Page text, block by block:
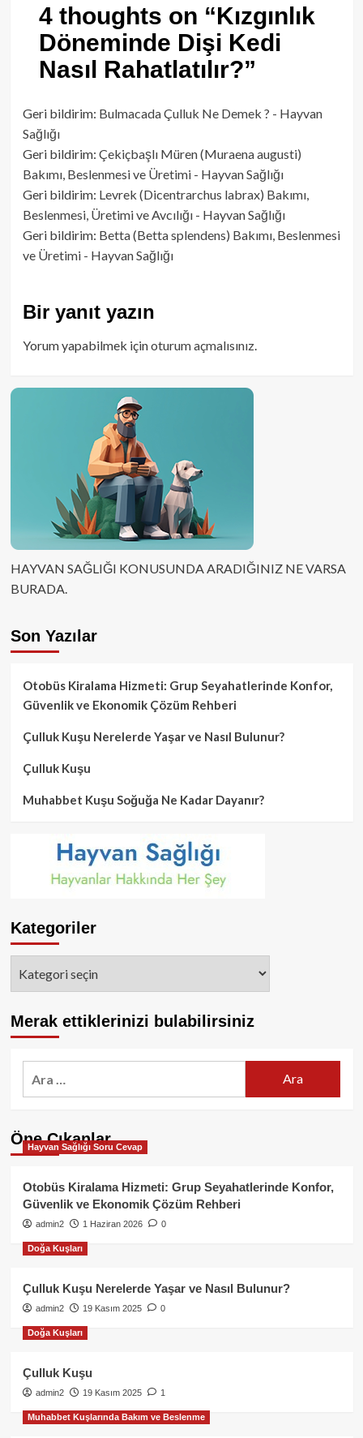
4 thoughts on “Kızgınlık
Döneminde Dişi Kedi
Nasıl Rahatlatılır?”
Geri bildirim: Bulmacada Çulluk Ne Demek ? - Hayvan
Sağlığı
Geri bildirim: Çekiçbaşlı Müren (Muraena augusti)
Bakımı, Beslenmesi ve Üretimi - Hayvan Sağlığı
Geri bildirim: Levrek (Dicentrarchus labrax) Bakımı,
Beslenmesi, Üretimi ve Avcılığı - Hayvan Sağlığı
Geri bildirim: Betta (Betta splendens) Bakımı, Beslenmesi
ve Üretimi - Hayvan Sağlığı
Bir yanıt yazın
Yorum yapabilmek içinoturum açmalısınız.
HAYVAN SAĞLIĞI KONUSUNDA ARADIĞINIZ NE VARSA
BURADA.
Son Yazılar
Otobüs Kiralama Hizmeti: Grup Seyahatlerinde Konfor,
Güvenlik ve Ekonomik Çözüm Rehberi
Çulluk Kuşu Nerelerde Yaşar ve Nasıl Bulunur?
Çulluk Kuşu
Muhabbet Kuşu Soğuğa Ne Kadar Dayanır?
Kategoriler
Merak ettiklerinizi bulabilirsiniz
Öne Çıkanlar
Hayvan Sağlığı Soru Cevap
Otobüs Kiralama Hizmeti: Grup Seyahatlerinde Konfor,
Güvenlik ve Ekonomik Çözüm Rehberi
admin2 1 Haziran 2026 0
Doğa Kuşları
Çulluk Kuşu Nerelerde Yaşar ve Nasıl Bulunur?
admin2 19 Kasım 2025 0
Doğa Kuşları
Çulluk Kuşu
admin2 19 Kasım 2025 1
Muhabbet Kuşlarında Bakım ve Beslenme